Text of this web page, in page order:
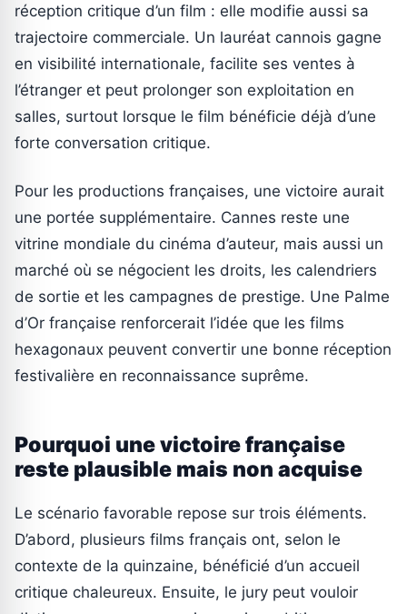
réception critique d’un film : elle modifie aussi sa
trajectoire commerciale. Un lauréat cannois gagne
en visibilité internationale, facilite ses ventes à
l’étranger et peut prolonger son exploitation en
salles, surtout lorsque le film bénéficie déjà d’une
forte conversation critique.
Pour les productions françaises, une victoire aurait
une portée supplémentaire. Cannes reste une
vitrine mondiale du cinéma d’auteur, mais aussi un
marché où se négocient les droits, les calendriers
de sortie et les campagnes de prestige. Une Palme
d’Or française renforcerait l’idée que les films
hexagonaux peuvent convertir une bonne réception
festivalière en reconnaissance suprême.
Pourquoi une victoire française
reste plausible mais non acquise
Le scénario favorable repose sur trois éléments.
D’abord, plusieurs films français ont, selon le
contexte de la quinzaine, bénéficié d’un accueil
critique chaleureux. Ensuite, le jury peut vouloir